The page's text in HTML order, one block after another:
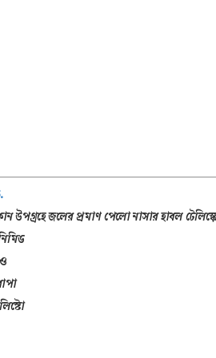
উপগ্রহে জলের প্রমাণ পেলো নাসার হাবল